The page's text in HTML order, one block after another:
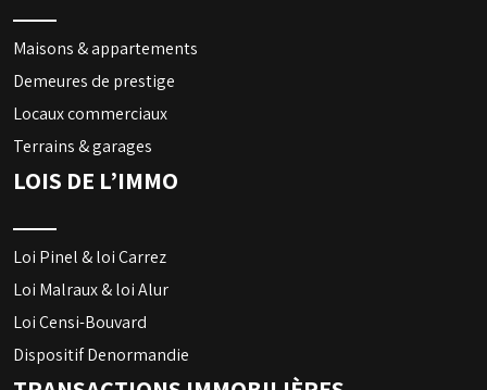
Maisons & appartements
Demeures de prestige
Locaux commerciaux
Terrains & garages
LOIS DE L’IMMO
Loi Pinel & loi Carrez
Loi Malraux & loi Alur
Loi Censi-Bouvard
Dispositif Denormandie